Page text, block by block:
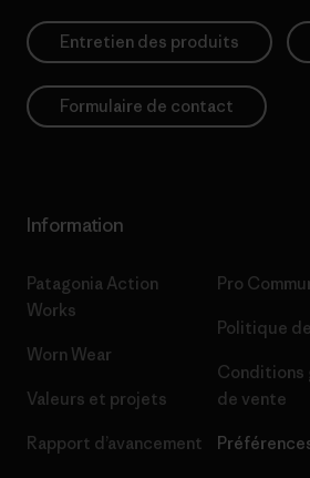
Entretien des produits
Formulaire de contact
Information
Patagonia Action
Works
Worn Wear
Valeurs et projets
Rapport d’avancement
Pro
Politique
Conditions
de vente